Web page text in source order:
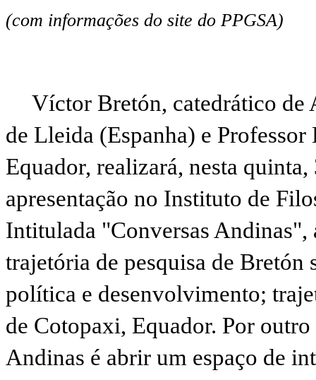
(com informações do site do PPGSA)
Víctor Bretón, catedrático de
de Lleida (Espanha) e
Equador, realizará, nesta
apresentação no Instituto de
Intitulada "Conversas
trajetória de pesquisa de Bretón
política e desenvolvimento;
de Cotopaxi, Equador. Por
Andinas é abrir um espaço de